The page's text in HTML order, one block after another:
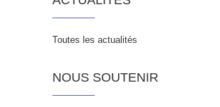
Toutes les actualités
NOUS SOUTENIR